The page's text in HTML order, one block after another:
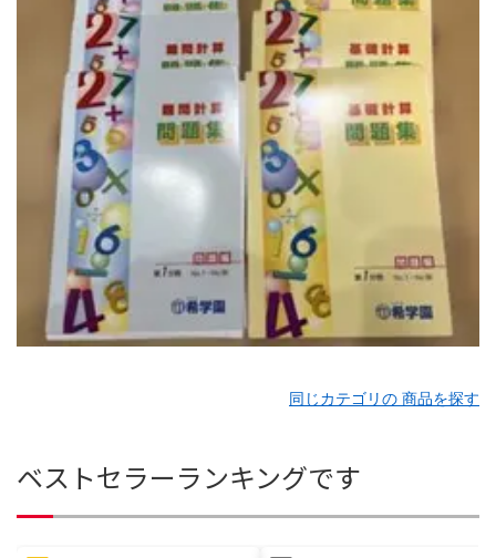
同じカテゴリの 商品を探す
ベストセラーランキングです